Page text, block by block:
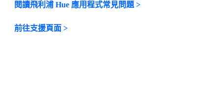
閱讀飛利浦 Hue 應用程式常見問題 >
前往支援頁面 >